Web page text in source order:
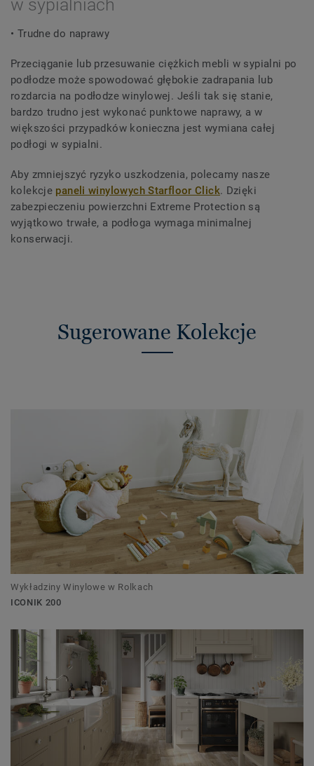
w sypialniach
• Trudne do naprawy
Przeciąganie lub przesuwanie ciężkich mebli w sypialni po
podłodze może spowodować głębokie zadrapania lub
rozdarcia na podłodze winylowej. Jeśli tak się stanie,
bardzo trudno jest wykonać punktowe naprawy, a w
większości przypadków konieczna jest wymiana całej
podłogi w sypialni.
Aby zmniejszyć ryzyko uszkodzenia, polecamy nasze
kolekcje paneli winylowych Starfloor Click. Dzięki
zabezpieczeniu powierzchni Extreme Protection są
wyjątkowo trwałe, a podłoga wymaga minimalnej
konserwacji.
Sugerowane Kolekcje
Wykładziny Winylowe w Rolkach
ICONIK 200